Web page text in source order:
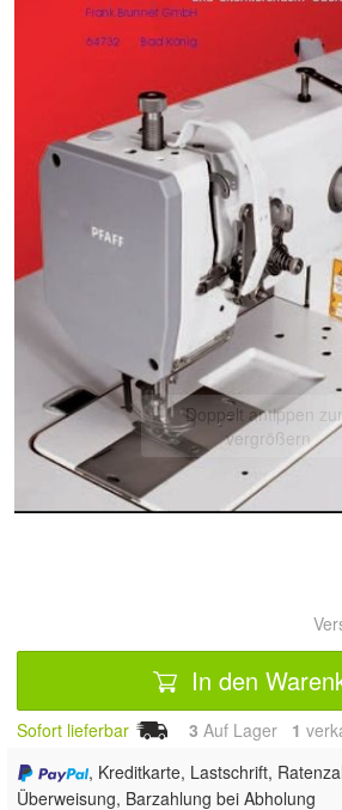
Doppelt antippen
vergrößern
In den
Sofort lieferbar 3 Auf Lager 1
, Kreditkarte, Lastschrift,
Überweisung, Barzahlung bei Abholung